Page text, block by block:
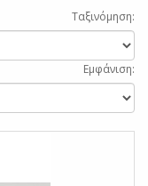
Ταξινόμηση:
Εμφάνιση: